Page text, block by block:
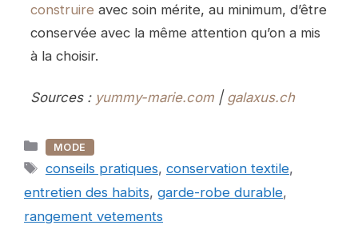
construire avec soin mérite, au minimum, d’être
conservée avec la même attention qu’on a mis
à la choisir.
Sources : yummy-marie.com | galaxus.ch
Catégories
MODE
Étiquettes
conseils pratiques, conservation textile,
entretien des habits, garde-robe durable,
rangement vetements